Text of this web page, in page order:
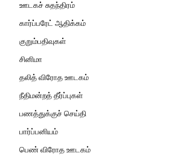
ஊடகச் சுதந்திரம்
கார்ப்பரேட் ஆதிக்கம்
குறும்பதிவுகள்
சினிமா
தலித் விரோத ஊடகம்
நீதிமன்றத் தீர்ப்புகள்
பணத்துக்குச் செய்தி
பார்ப்பனியம்
பெண் விரோத ஊடகம்